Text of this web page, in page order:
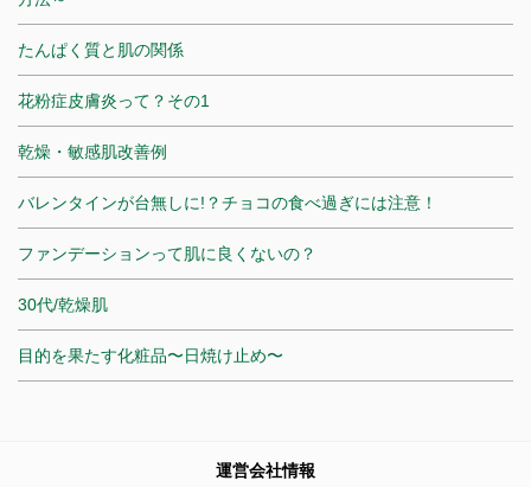
たんぱく質と肌の関係
花粉症皮膚炎って？その1
乾燥・敏感肌改善例
バレンタインが台無しに!？チョコの食べ過ぎには注意！
ファンデーションって肌に良くないの？
30代/乾燥肌
目的を果たす化粧品〜日焼け止め〜
運営会社情報